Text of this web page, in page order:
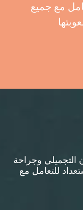
مع جميع
وجراحة
للتعامل مع